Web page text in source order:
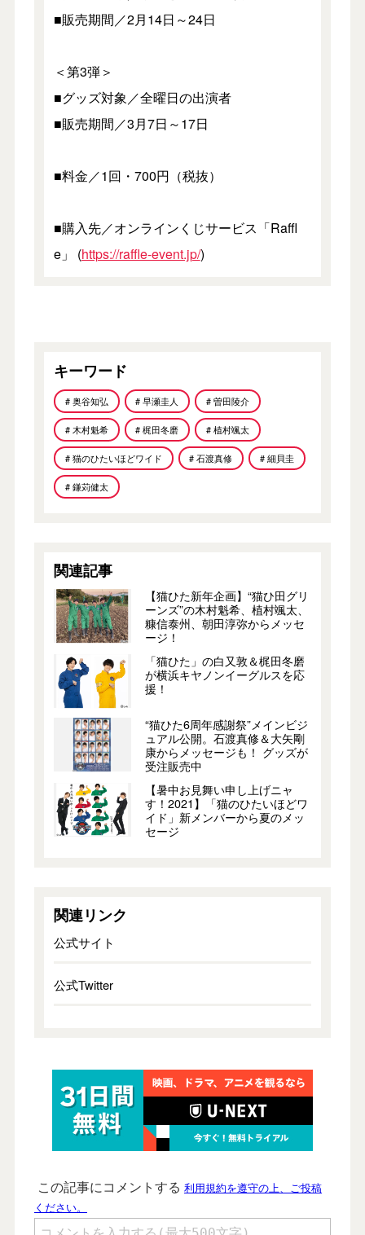
■販売期間／2月14日～24日
＜第3弾＞
■グッズ対象／全曜日の出演者
■販売期間／3月7日～17日
■料金／1回・700円（税抜）
■購入先／オンラインくじサービス「Raffl
e」 (https://raffle-event.jp/)
キーワード
# 奥谷知弘 # 早瀬圭人 # 曽田陵介
# 木村魁希 # 梶田冬磨 # 植村颯太
# 猫のひたいほどワイド # 石渡真修 # 細貝圭
# 鎌苅健太
関連記事
【猫ひた新年企画】“猫ひ田グリ
ーンズ”の木村魁希、植村颯太、
糠信泰州、朝田淳弥からメッセ
ージ！
「猫ひた」の白又敦＆梶田冬磨
が横浜キヤノンイーグルスを応
援！
“猫ひた6周年感謝祭”メインビジ
ュアル公開。石渡真修＆大矢剛
康からメッセージも！ グッズが
受注販売中
【暑中お見舞い申し上げニャ
す！2021】「猫のひたいほどワ
イド」新メンバーから夏のメッ
セージ
関連リンク
公式サイト
公式Twitter